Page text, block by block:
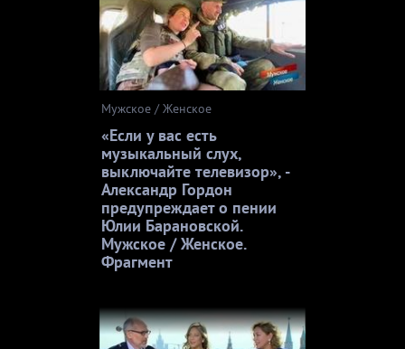
Мужское / Женское
«Если у вас есть
музыкальный слух,
выключайте телевизор», -
Александр Гордон
предупреждает о пении
Юлии Барановской.
Мужское / Женское.
Фрагмент